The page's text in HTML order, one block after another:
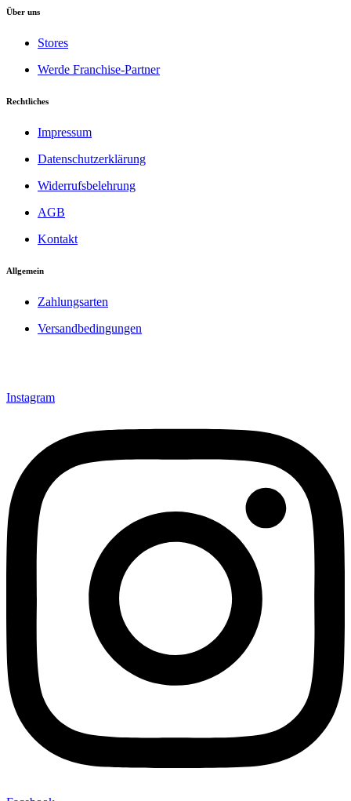
Über uns
Stores
Werde Franchise-Partner
Rechtliches
Impressum
Datenschutzerklärung
Widerrufsbelehrung
AGB
Kontakt
Allgemein
Zahlungsarten
Versandbedingungen
Instagram